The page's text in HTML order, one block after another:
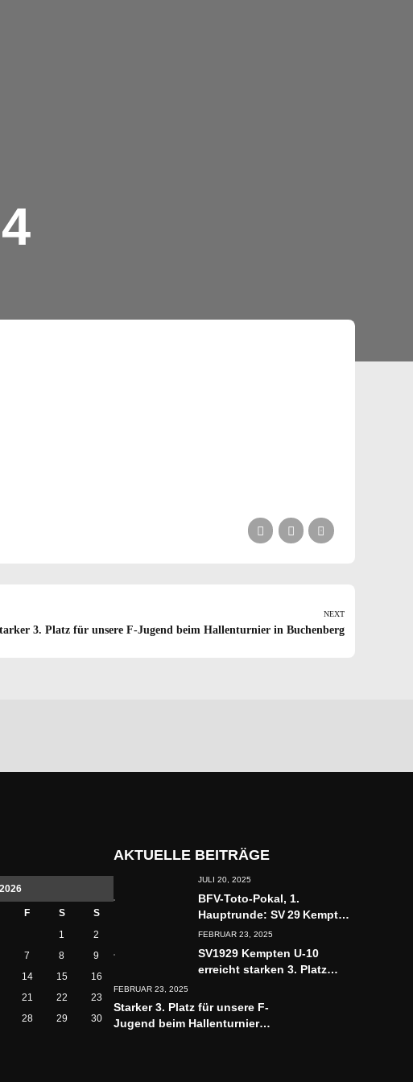
NEXT
3. Platz für unsere F-Jugend beim Hallenturnier in Buchenberg
F S S
1
2
7 8
9
14 15
16
21 22
23
28 29
30
AKTUELLE BEITRÄGE
JULI 20, 2025
BFV-Toto-Pokal, 1.
Hauptrunde: SV 29 Kempten
– SV Rieden am Forggensee
3:0
FEBRUAR 23, 2025
SV1929 Kempten U-10
erreicht starken 3. Platz
FEBRUAR 23, 2025
Starker 3. Platz für unsere F-
Jugend beim Hallenturnier